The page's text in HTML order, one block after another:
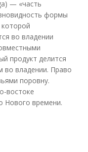
— «часть
формы
во владении
продукт делится
во владении. Право
поровну.
востоке
Нового времени.